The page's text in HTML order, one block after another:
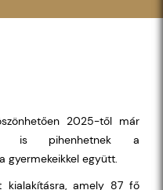
2025-től már
is pihenhetnek a
gyermekeikkel együtt.
kialakításra, amely 87 fő